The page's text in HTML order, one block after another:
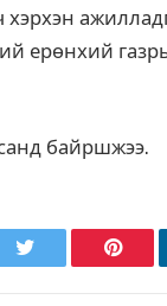
ерөнхий
байршжээ.
Twitter